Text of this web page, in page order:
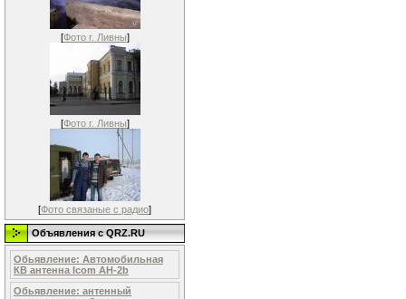
[Фото г. Ливны]
[Фото г. Ливны]
[Фото связаные с радио]
Объявления c QRZ.RU
Обьявление: Автомобильная
КВ антенна Icom AH-2b
Обьявление: антенный